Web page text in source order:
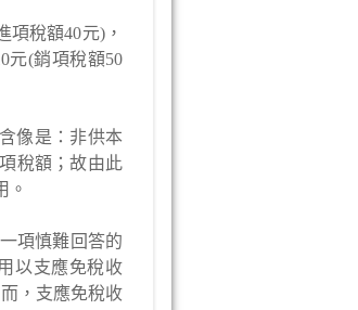
項稅額40元)，
元(銷項稅額50
像是：非供本
稅額；故由此
。
項慎難回答的
以支應免稅收
，支應免稅收